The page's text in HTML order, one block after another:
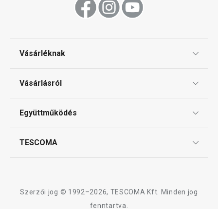
Vásárléknak
Gyakori kérdések
Vásárlásról
Reklamáció és termékvisszaküldés
Együttműködés
TESCOMA
Szerzői jog © 1992–2026, TESCOMA Kft. Minden jog
fenntartva.